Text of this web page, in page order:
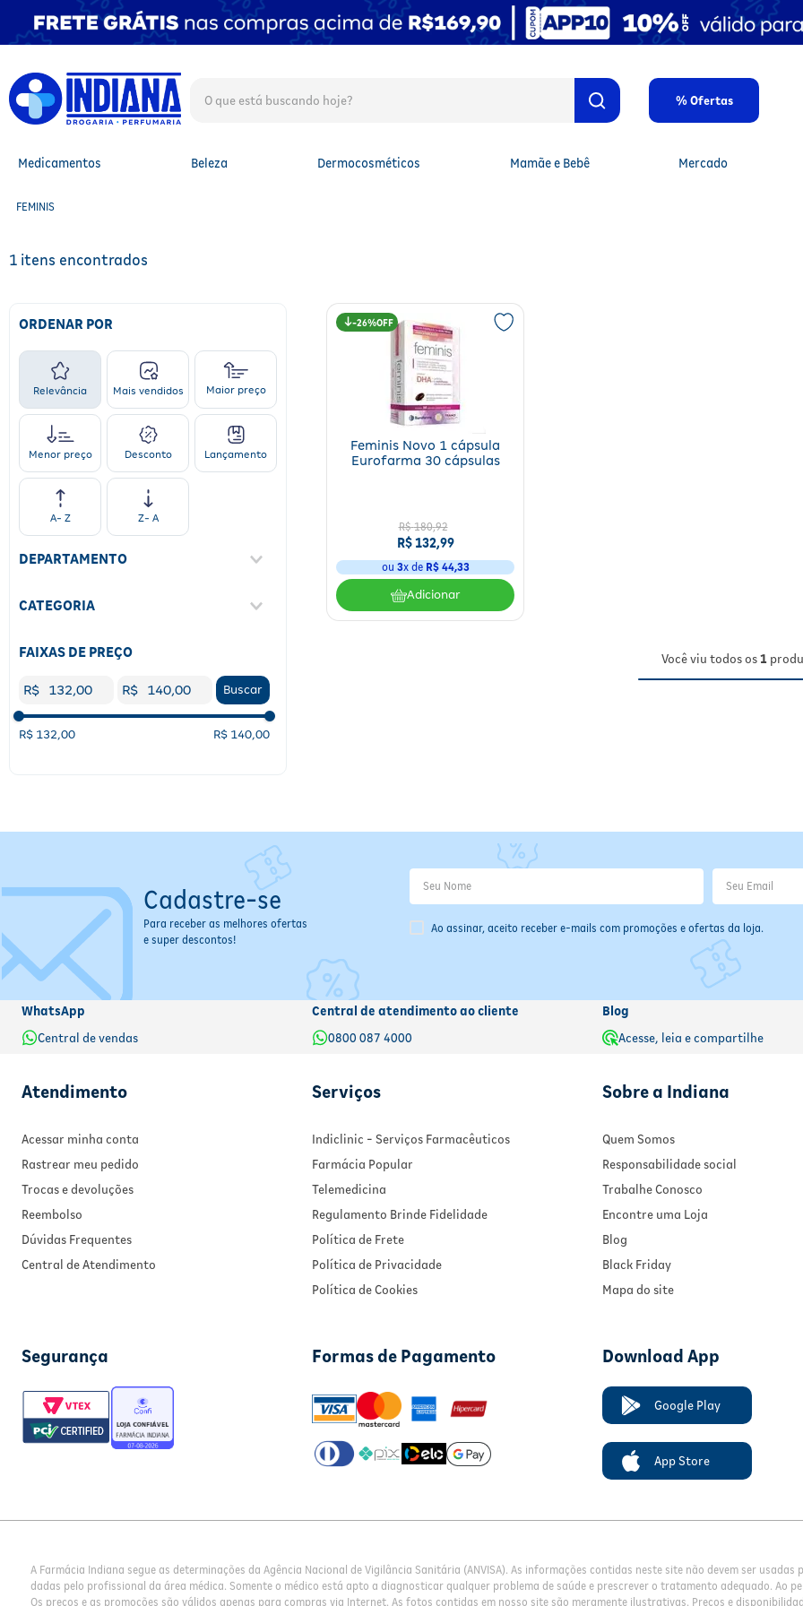
% Ofertas
Medicamentos Beleza Dermocosméticos Mamãe e Bebê Mercado
FEMINIS
1
ORDENAR POR
Relevância Mais vendidos Maior preço
Menor preço Desconto Lançamento
A- Z Z- A
CATEGORIA
DEPARTAMENTO
FAIXAS DE PREÇO
R$ R$ Buscar
R$ 132,00 R$ 140,00
26%
Feminis Novo 1 cápsula
Eurofarma 30 cápsulas
R$ 180,92
R$ 132,99
ou 3x de R$ 44,33
Adicionar
Você viu todos os1
Cadastre-se
Para receber as melhores ofertas
e super descontos!
Ao assinar, aceito receber e-mails com promoções e ofertas da loja.
WhatsApp
Central de vendas
Central de atendimento ao cliente
0800 087 4000
Blog
Acesse, leia e compartilhe
Atendimento
Acessar minha conta
Rastrear meu pedido
Trocas e devoluções
Reembolso
Dúvidas Frequentes
Central de Atendimento
Serviços
Indiclinic - Serviços Farmacêuticos
Farmácia Popular
Telemedicina
Regulamento Brinde Fidelidade
Política de Frete
Política de Privacidade
Política de Cookies
Sobre a Indiana
Quem Somos
Responsabilidade social
Trabalhe Conosco
Encontre uma Loja
Blog
Black Friday
Mapa do site
Segurança Formas de Pagamento Download App
Google Play
App Store
A Farmácia Indiana segue as determinações da Agência Nacional de Vigilância Sanitária (ANVISA). As informações contidas neste site não devem ser
dadas pelo profissional da área médica. Somente o médico está apto a diagnosticar qualquer problema de saúde e prescrever o tratamento adequado. Ao
Os preços e as promoções são válidos apenas para compras via Internet. As fotos contidas em nosso site são meramente ilustrativas. Preços e
TERMOS MAIS BUSCADOS
1º
fralda
lenço umedecido
7